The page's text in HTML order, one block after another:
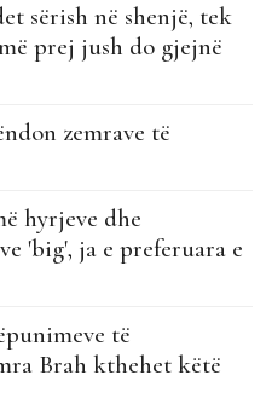
sërish në shenjë, tek
prej jush do gjejnë
zemrave të
hyrjeve dhe
'big', ja e preferuara e
të
Brah kthehet këtë